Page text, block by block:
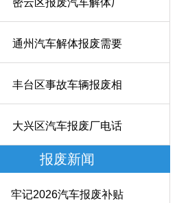
密云区报废汽车解体厂
通州汽车解体报废需要
丰台区事故车辆报废相
大兴区汽车报废厂电话
报废新闻
牢记2026汽车报废补贴